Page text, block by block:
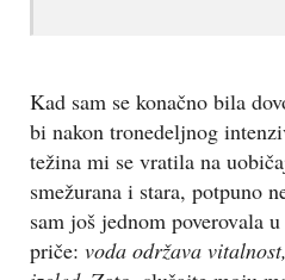
Kad sam se konačno bila
bi nakon tronedeljnog
težina mi se vratila na
smežurana i stara, potpuno
sam još jednom poverovala
priče: voda održava